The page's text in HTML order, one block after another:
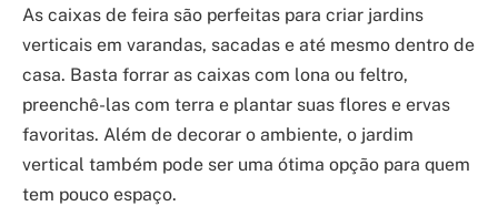
As caixas de feira são perfeitas para criar jardins
verticais em varandas, sacadas e até mesmo dentro de
casa. Basta forrar as caixas com lona ou feltro,
preenchê-las com terra e plantar suas flores e ervas
favoritas. Além de decorar o ambiente, o jardim
vertical também pode ser uma ótima opção para quem
tem pouco espaço.